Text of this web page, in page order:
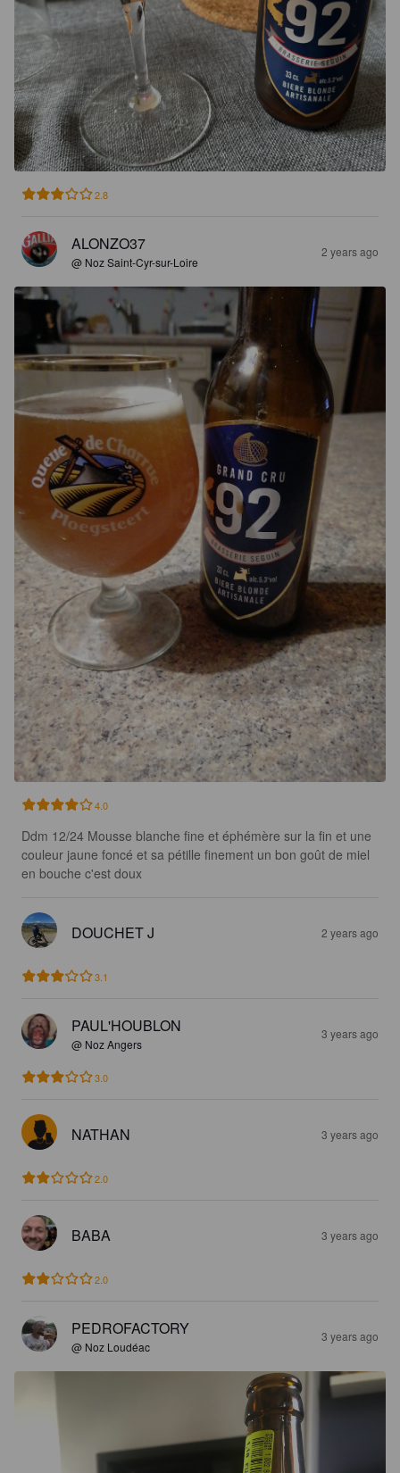
2.8
ALONZO37
@ Noz Saint-Cyr-sur-Loire
2 years ago
4.0
Ddm 12/24 Mousse blanche fine et éphémère sur la fin et une
couleur jaune foncé et sa pétille finement un bon goût de miel
en bouche c'est doux
DOUCHET J 2 years ago
3.1
PAUL'HOUBLON
@ Noz Angers
3 years ago
3.0
NATHAN 3 years ago
2.0
BABA 3 years ago
2.0
PEDROFACTORY
@ Noz Loudéac
3 years ago